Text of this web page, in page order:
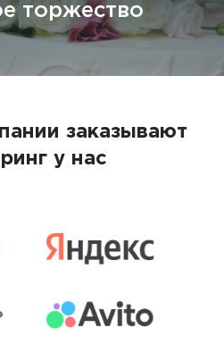
торжество
заказывают
у нас